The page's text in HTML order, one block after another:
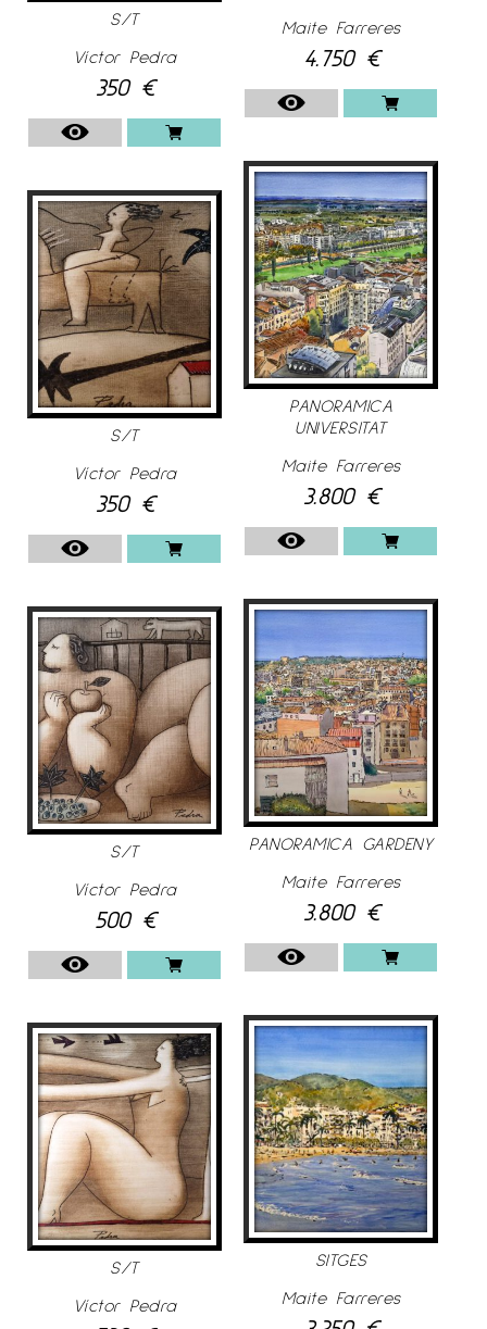
S/T
Víctor Pedra
350 €
S/T
Víctor Pedra
350 €
S/T
Víctor Pedra
500 €
S/T
Víctor Pedra
Maite Farreres
4.750 €
PANORAMICA
UNIVERSITAT
Maite Farreres
3.800 €
PANORAMICA GARDENY
Maite Farreres
3.800 €
SITGES
Maite Farreres